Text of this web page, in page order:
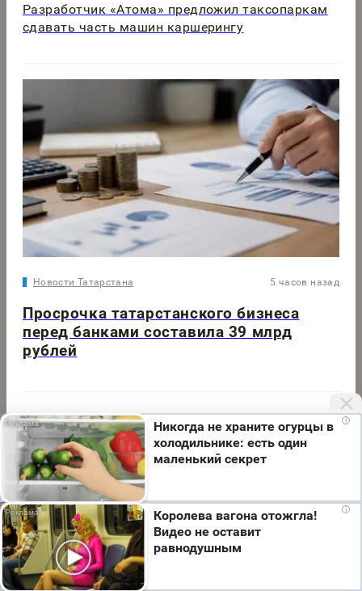
Разработчик «Атома» предложил таксопаркам
сдавать часть машин каршерингу
Новости Татарстана 5 часов назад
Просрочка татарстанского бизнеса
перед банками составила 39 млрд
рублей
Полезная Казань 2 дня назад
Романтика в Казани: рестораны, прогулки и
впечатления для двоих
Новости Татарстана
Студентка из Татарстана стала лучшей на
Мы используем cookie. Во время посещения сайта
вы соглашаетесь с тем, что мы обрабатываем
ваши персональные данные с использованием
метрик Яндекс Метрика, top.mail.ru, LiveInternet.
Я согласен
i
Никогда не храните огурцы в
холодильнике: есть один
маленький секрет
i
Королева вагона отожгла!
Видео не оставит
равнодушным